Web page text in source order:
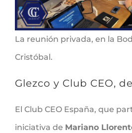
La reunión privada, en la
Cristóbal.
Glezco y Club CEO,
El Club CEO España, que
iniciativa de Mariano